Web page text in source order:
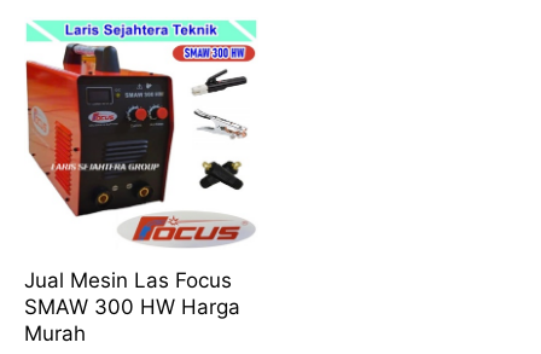
Jual Mesin Las Focus
SMAW 300 HW Harga
Murah